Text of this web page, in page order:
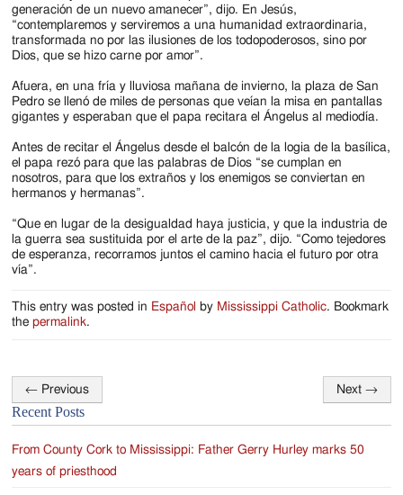
generación de un nuevo amanecer”, dijo. En Jesús,
“contemplaremos y serviremos a una humanidad extraordinaria,
transformada no por las ilusiones de los todopoderosos, sino por
Dios, que se hizo carne por amor”.
Afuera, en una fría y lluviosa mañana de invierno, la plaza de San
Pedro se llenó de miles de personas que veían la misa en pantallas
gigantes y esperaban que el papa recitara el Ángelus al mediodía.
Antes de recitar el Ángelus desde el balcón de la logia de la basílica,
el papa rezó para que las palabras de Dios “se cumplan en
nosotros, para que los extraños y los enemigos se conviertan en
hermanos y hermanas”.
“Que en lugar de la desigualdad haya justicia, y que la industria de
la guerra sea sustituida por el arte de la paz”, dijo. “Como tejedores
de esperanza, recorramos juntos el camino hacia el futuro por otra
vía”.
This entry was posted in Español by Mississippi Catholic. Bookmark
thepermalink.
Post
navigation
← Previous Next →
Recent Posts
From County Cork to Mississippi: Father Gerry Hurley marks 50
years of priesthood